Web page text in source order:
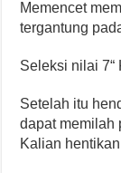
Memencet
tergantung
Seleksi nilai 7“
Setelah itu
dapat memilah
Kalian hentikan